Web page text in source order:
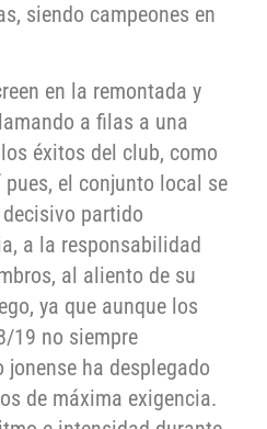
siendo campeones en
en la remontada y
a filas a una
éxitos del club, como
el conjunto local se
partido
a la responsabilidad
al aliento de su
ya que aunque los
19 no siempre
ha desplegado
de máxima exigencia.